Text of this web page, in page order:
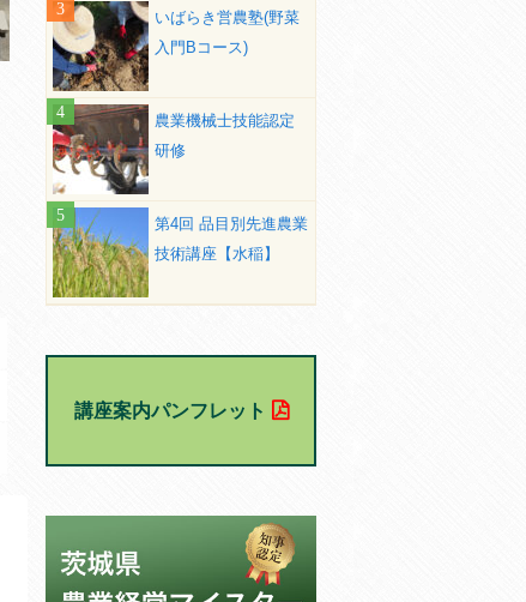
いばらき営農塾(野菜
入門Bコース)
農業機械士技能認定
研修
第4回 品目別先進農業
技術講座【水稲】
講座案内パンフレット